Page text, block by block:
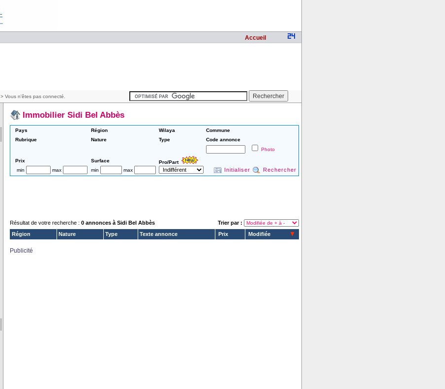
Accueil
> Vous n'êtes pas connecté.
Immobilier Sidi Bel Abbès
Pays Région Wilaya
Commune
Rubrique
Nature Type
Code annonce
Photo
Prix Surface
Pro/Part
min
max min max Initialiser Rechercher
Résultat de votre recherche : 0 annonces à Sidi Bel Abbès
Trier par :
Région
Nature Type Texte annonce Prix Modifiée
Publicité